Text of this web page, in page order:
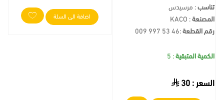
تناسب: مرسيدس
المصنعة: KACO
رقم القطعة:
009 997 53 46
الكمية المتبقية: 5
السعر : 30
اضافة الى السلة